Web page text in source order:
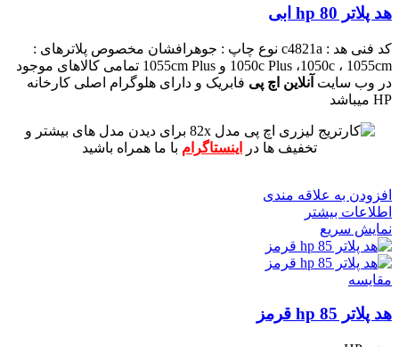
هد پلاتر 80 hp ابی
کد فنی هد : c4821a نوع چاپ : جوهرافشان مخصوص پلاترهای :
1050c Plus ،1050c ، 1055cm و 1055cm Plus
تمامی کالاهای موجود
در وب سایت آنلاین اچ پی فابریک و دارای هلوگرام اصلی کارخانه
HP میباشد
برای دیدن مدل های بیشتر و
تخفیف ها در
اینستاگرام با ما همراه باشید
افزودن به علاقه مندی
اطلاعات بیشتر
نمایش سریع
مقايسه
هد پلاتر 85 hp قرمز